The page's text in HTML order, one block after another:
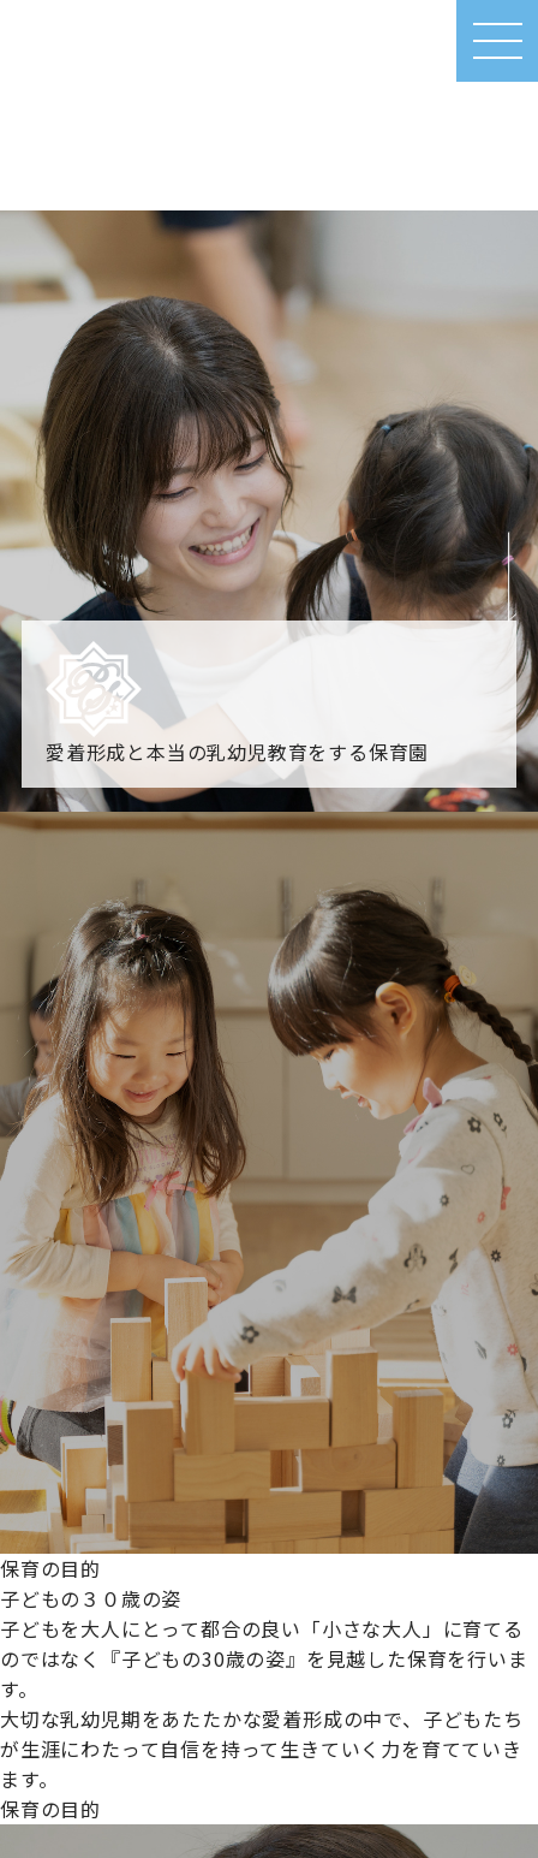
MEN
U
愛着形成と本当の乳幼児教育をする保育園
園からのお知らせ
「すくすく子育て」でリトルスター保育園が紹介されま
各園のブログ
2026.08.06 赤しそジュース作り～にじ組～2026.08.0
5 【そら組】誕生会
一覧を見る
プライムスターほいくえんグループは女性が安心して働き
続けられる環境づくりに取り組んでおり、厚生労働省の
【えるぼし認定(☆☆)】
保育の目的
子どもの３０歳の姿
子どもを大人にとって都合の良い「小さな大人」に育てる
のではなく『子どもの30歳の姿』を見越した保育を行いま
す。
大切な乳幼児期をあたたかな愛着形成の中で、子どもたち
が生涯にわたって自信を持って生きていく力を育てていき
ます。
保育の目的